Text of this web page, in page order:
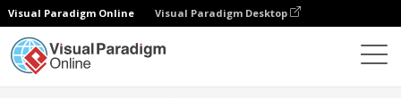
Visual Paradigm Online Visual Paradigm Desktop